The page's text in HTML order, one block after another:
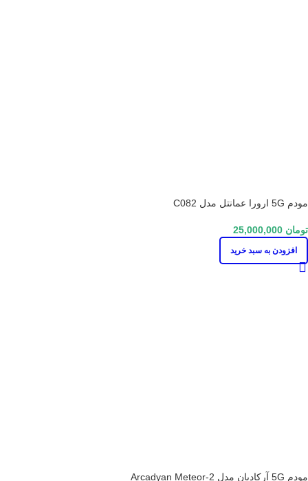
مودم 5G ارورا عمانتل مدل C082
تومان
افزودن به سبد خرید
مودم 5G آرکادیان مدل Arcadyan Meteor-2